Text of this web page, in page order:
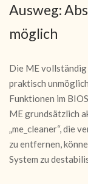
Ausweg:
möglich
Die ME
praktisch
Funktionen im
ME grundsätzlich
„me_cleaner“, die
zu entfernen,
System zu